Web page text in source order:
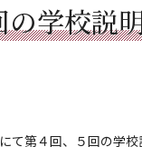
学校説
て第４回、５回の学校